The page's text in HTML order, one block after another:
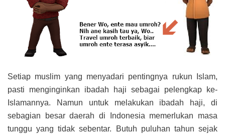
Setiap muslim yang menyadari pentingnya rukun Islam,
pasti menginginkan ibadah haji sebagai pelengkap ke-
Islamannya. Namun untuk melakukan ibadah haji, di
sebagian besar daerah di Indonesia memerlukan masa
tunggu yang tidak sebentar. Butuh puluhan tahun sejak